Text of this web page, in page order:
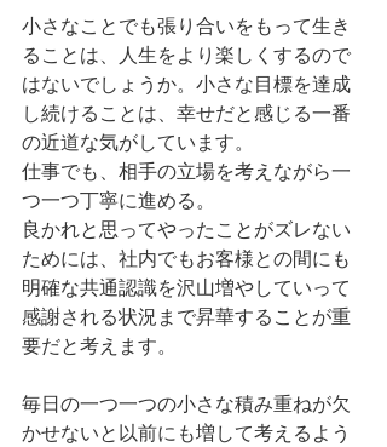
小さなことでも張り合いをもって生き
ることは、人生をより楽しくするので
はないでしょうか。小さな目標を達成
し続けることは、幸せだと感じる一番
の近道な気がしています。
仕事でも、相手の立場を考えながら一
つ一つ丁寧に進める。
良かれと思ってやったことがズレない
ためには、社内でもお客様との間にも
明確な共通認識を沢山増やしていって
感謝される状況まで昇華することが重
要だと考えます。
毎日の一つ一つの小さな積み重ねが欠
かせないと以前にも増して考えるよう